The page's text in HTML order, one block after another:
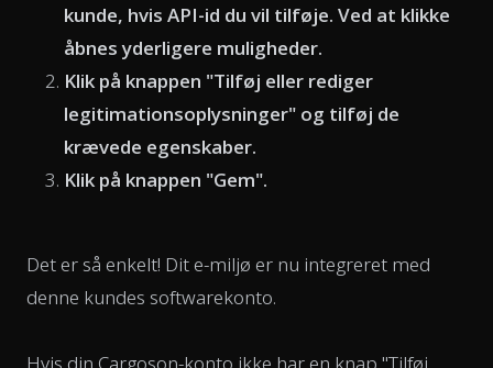
kunde, hvis API-id du vil tilføje. Ved at klikke
åbnes yderligere muligheder.
Klik på knappen "Tilføj eller rediger
legitimationsoplysninger" og tilføj de
krævede egenskaber.
Klik på knappen "Gem".
Det er så enkelt! Dit e-miljø er nu integreret med
denne kundes softwarekonto.
Hvis din Cargoson-konto ikke har en knap "Tilføj